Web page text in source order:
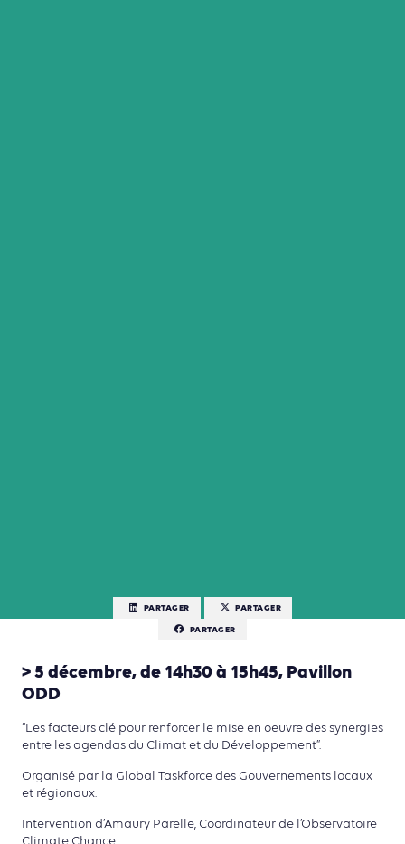
PARTAGER
PARTAGER
PARTAGER
> 5 décembre, de 14h30 à 15h45, Pavillon
ODD
“Les facteurs clé pour renforcer le mise en oeuvre des synergies
entre les agendas du Climat et du Développement”.
Organisé par la Global Taskforce des Gouvernements locaux
et régionaux.
Intervention d’Amaury Parelle, Coordinateur de l’Observatoire